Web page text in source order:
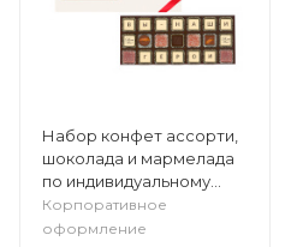
Набор конфет ассорти,
шоколада и мармелада
по индивидуальному
заказу
Корпоративное
оформление